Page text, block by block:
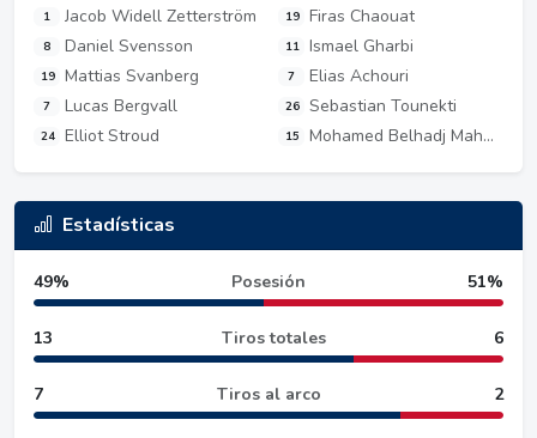
1 Jacob Widell Zetterström
8 Daniel Svensson
19 Mattias Svanberg
7 Lucas Bergvall
24 Elliot Stroud
19 Firas Chaouat
11 Ismael Gharbi
7 Elias Achouri
26 Sebastian Tounekti
15 Mohamed Belhadj Mahmoud
Estadísticas
49% Posesión 51%
13 Tiros totales 6
7 Tiros al arco 2